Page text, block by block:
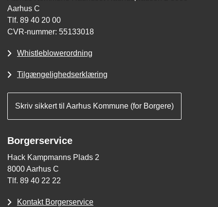
Aarhus C
Tlf. 89 40 20 00
CVR-nummer: 55133018
Whistleblowerordning
Tilgængelighedserklæring
Skriv sikkert til Aarhus Kommune (for Borgere)
Borgerservice
Hack Kampmanns Plads 2
8000 Aarhus C
Tlf. 89 40 22 22
Kontakt Borgerservice